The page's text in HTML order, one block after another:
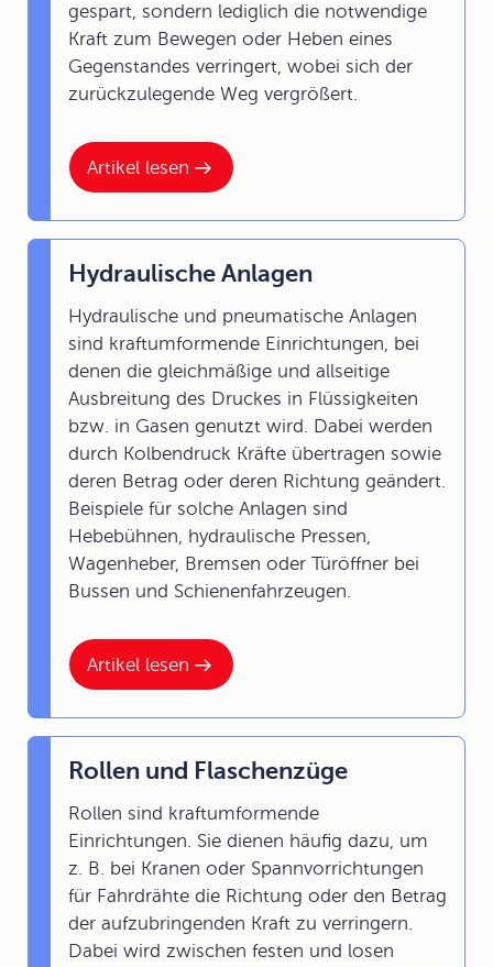
Artikel lesen
gespart, sondern lediglich die notwendige
Kraft zum Bewegen oder Heben eines
Gegenstandes verringert, wobei sich der
zurückzulegende Weg vergrößert.
Artikel lesen
Hydraulische Anlagen
Hydraulische und pneumatische Anlagen
sind kraftumformende Einrichtungen, bei
denen die gleichmäßige und allseitige
Ausbreitung des Druckes in Flüssigkeiten
bzw. in Gasen genutzt wird. Dabei werden
durch Kolbendruck Kräfte übertragen sowie
deren Betrag oder deren Richtung geändert.
Beispiele für solche Anlagen sind
Hebebühnen, hydraulische Pressen,
Wagenheber, Bremsen oder Türöffner bei
Bussen und Schienenfahrzeugen.
Rollen und Flaschenzüge
Rollen sind kraftumformende
Einrichtungen. Sie dienen häufig dazu, um
z. B. bei Kranen oder Spannvorrichtungen
für Fahrdrähte die Richtung oder den Betrag
der aufzubringenden Kraft zu verringern.
Dabei wird zwischen festen und losen